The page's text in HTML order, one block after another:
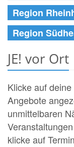
Region
Region
JE! vor Ort
Klicke auf
Angebote
unmittelbaren
klicke auf